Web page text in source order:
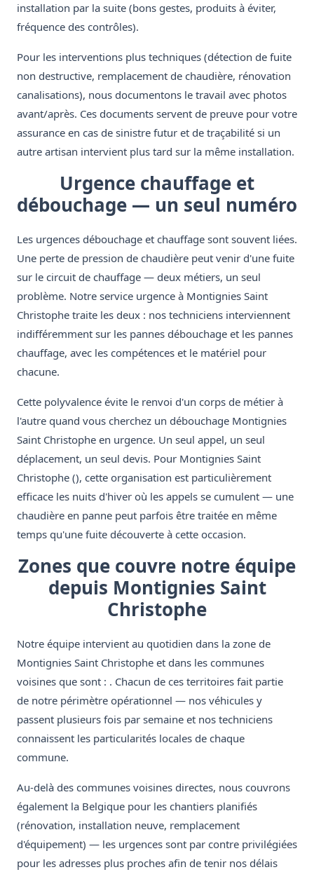
installation par la suite (bons gestes, produits à éviter,
fréquence des contrôles).
Pour les interventions plus techniques (détection de fuite
non destructive, remplacement de chaudière, rénovation
canalisations), nous documentons le travail avec photos
avant/après. Ces documents servent de preuve pour votre
assurance en cas de sinistre futur et de traçabilité si un
autre artisan intervient plus tard sur la même installation.
Urgence chauffage et
débouchage — un seul numéro
Les urgences débouchage et chauffage sont souvent liées.
Une perte de pression de chaudière peut venir d'une fuite
sur le circuit de chauffage — deux métiers, un seul
problème. Notre service urgence à Montignies Saint
Christophe traite les deux : nos techniciens interviennent
indifféremment sur les pannes débouchage et les pannes
chauffage, avec les compétences et le matériel pour
chacune.
Cette polyvalence évite le renvoi d'un corps de métier à
l'autre quand vous cherchez un débouchage Montignies
Saint Christophe en urgence. Un seul appel, un seul
déplacement, un seul devis. Pour Montignies Saint
Christophe (), cette organisation est particulièrement
efficace les nuits d'hiver où les appels se cumulent — une
chaudière en panne peut parfois être traitée en même
temps qu'une fuite découverte à cette occasion.
Zones que couvre notre équipe
depuis Montignies Saint
Christophe
Notre équipe intervient au quotidien dans la zone de
Montignies Saint Christophe et dans les communes
voisines que sont : . Chacun de ces territoires fait partie
de notre périmètre opérationnel — nos véhicules y
passent plusieurs fois par semaine et nos techniciens
connaissent les particularités locales de chaque
commune.
Au-delà des communes voisines directes, nous couvrons
également la Belgique pour les chantiers planifiés
(rénovation, installation neuve, remplacement
d'équipement) — les urgences sont par contre privilégiées
pour les adresses plus proches afin de tenir nos délais